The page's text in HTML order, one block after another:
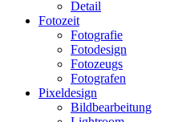
Detail
Fotozeit
Fotografie
Fotodesign
Fotozeugs
Fotografen
Pixeldesign
Bildbearbeitung